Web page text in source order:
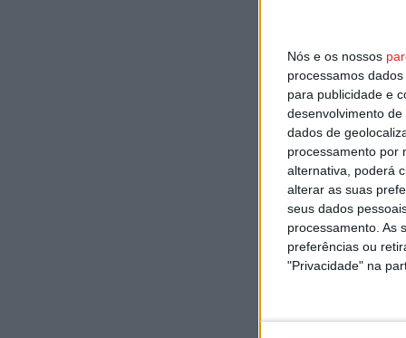
Nós e os nossos
processamos
para publicidade e
desenvolvimento de
dados de
processamento por
alternativa, poderá
alterar as suas
seus dados
processamento. As
preferências ou
"Privacidade" na